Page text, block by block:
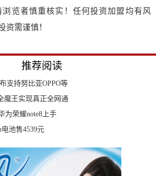
浏览者慎重核实！任何投资加盟均有风
资需谨慎！
推荐阅读
支持努比亚OPPO等
魔王实现真正全网通
为荣耀note8上手
池售4539元
验评测